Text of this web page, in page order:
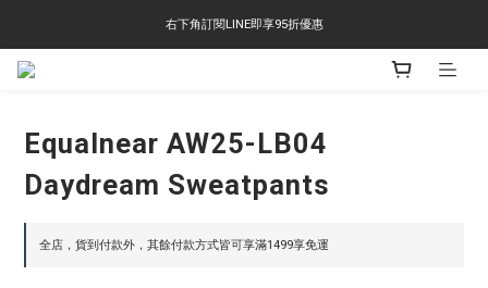
右下角訂閱LINE即享95折優惠
右下角訂閱LINE即享95折優惠
TS-2618 涼感短T 多版型選擇,涼感優惠 單件390 兩件750 三件1000 十件3000
Equalnear AW25-LB04
Daydream Sweatpants
全店，貨到付款外，其餘付款方式皆可享滿1499享免運